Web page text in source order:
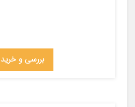
بررسی و خرید